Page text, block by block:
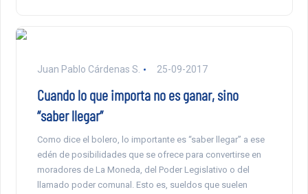
Juan Pablo Cárdenas S. 25-09-2017
Cuando lo que importa no es ganar, sino
“saber llegar”
Como dice el bolero, lo importante es “saber llegar” a ese
edén de posibilidades que se ofrece para convertirse en
moradores de La Moneda, del Poder Legislativo o del
llamado poder comunal. Esto es, sueldos que suelen